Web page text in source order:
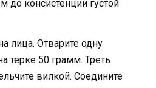
консистенции густой
лица. Отварите одну
терке 50 грамм. Треть
вилкой. Соедините